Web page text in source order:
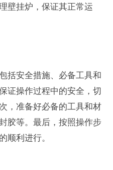
壁挂炉，保证其正常运
括安全措施、必备工具和
证操作过程中的安全，切
，准备好必备的工具和材
胶等。最后，按照操作步
顺利进行。